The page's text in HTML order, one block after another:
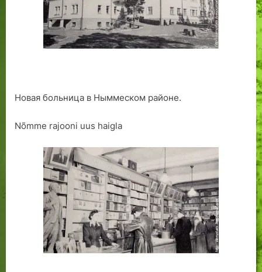
Новая больница в Ныммеском районе.
Nõmme rajooni uus haigla